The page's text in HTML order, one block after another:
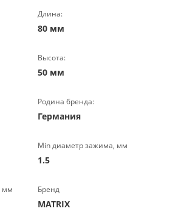
Длина:
80 мм
Высота:
50 мм
Родина бренда:
Германия
Min диаметр зажима, мм
1.5
мм Бренд
MATRIX